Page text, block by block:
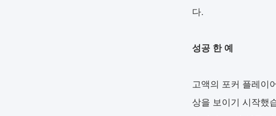
다.
성공 한 예
고액의 포커 플레이
상을 보이기 시작했